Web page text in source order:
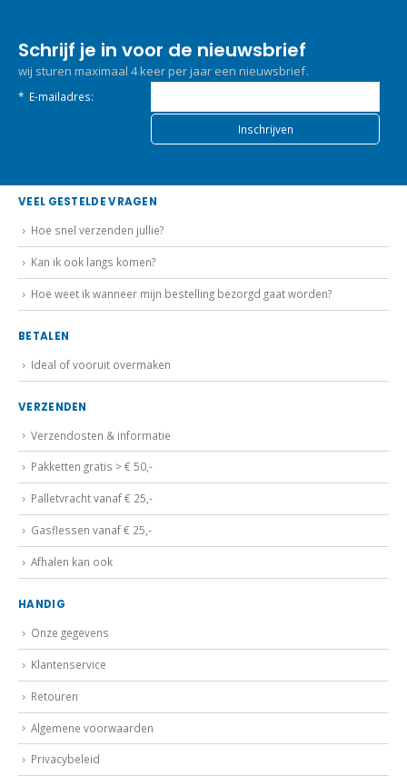
Schrijf je in voor de nieuwsbrief
wij sturen maximaal 4 keer per jaar een nieuwsbrief.
* E-mailadres:
VEEL GESTELDE VRAGEN
Hoe snel verzenden jullie?
Kan ik ook langs komen?
Hoe weet ik wanneer mijn bestelling bezorgd gaat worden?
BETALEN
Ideal of vooruit overmaken
VERZENDEN
Verzendosten & informatie
Pakketten gratis > € 50,-
Palletvracht vanaf € 25,-
Gasflessen vanaf € 25,-
Afhalen kan ook
HANDIG
Onze gegevens
Klantenservice
Retouren
Algemene voorwaarden
Privacybeleid